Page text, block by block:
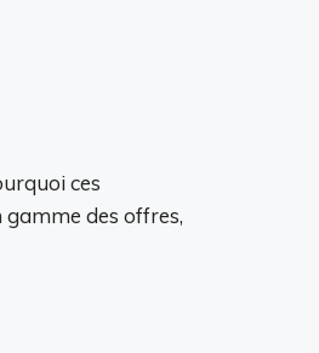
ces
gamme des offres,